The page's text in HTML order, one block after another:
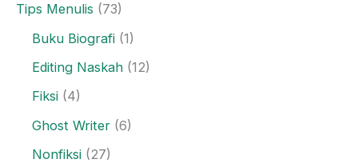
Tips Menulis (73)
Buku Biografi (1)
Editing Naskah (12)
Fiksi (4)
Ghost Writer (6)
Nonfiksi (27)